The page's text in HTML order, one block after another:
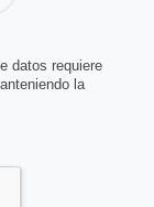
datos requiere
la